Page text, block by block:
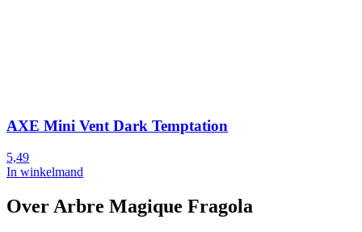
AXE Mini Vent Dark Temptation
5,49
In winkelmand
Over Arbre Magique Fragola